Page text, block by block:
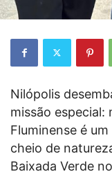
Nilópolis
missão especial:
Fluminense é
cheio de
Baixada Verde